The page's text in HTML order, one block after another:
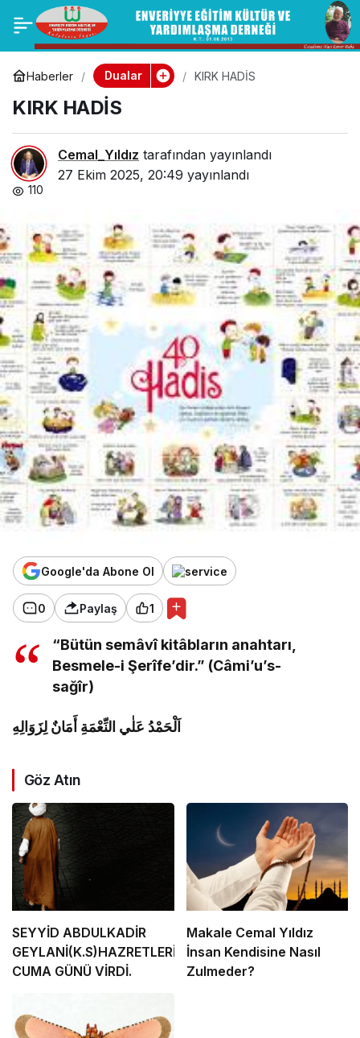
Haberler Dualar KIRK HADİS
KIRK HADİS
Cemal_Yıldız tarafından yayınlandı
27 Ekim 2025, 20:49 yayınlandı
110
Google'da Abone Ol
0 Paylaş 1
“Bütün semâvî kitâbların anahtarı,
Besmele-i Şerîfe’dir.” (Câmi’u’s-
sağîr)
اَلْحَمْدُ عَلٰي النِّعْمَةِ أَمَانٌ لِزَوَالِهِ
Göz Atın
SEYYİD ABDULKADİR
GEYLANİ(K.S)HAZRETLERİNİN.
CUMA GÜNÜ VİRDİ.
Makale Cemal Yıldız
İnsan Kendisine Nasıl
Zulmeder?
Bir dileğim yada arzu
ettiğim bir şey olunca
şükür namazı kılmak
istiyorum. Nasıl
yapmalıyım?
0 Paylaş